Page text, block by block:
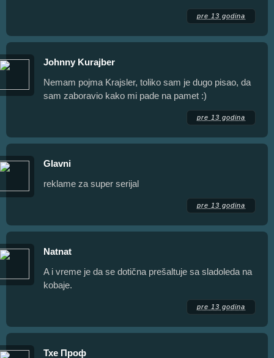
pre 13 godina
Johnny Kurajber
Nemam pojma Krajsler, toliko sam je dugo pisao, da
sam zaboravio kako mi pade na pamet :)
pre 13 godina
Glavni
reklame za super serijal
pre 13 godina
Natnat
A i vreme je da se dotična prešaltuje sa sladoleda na
kobaje.
pre 13 godina
Тхе Проф